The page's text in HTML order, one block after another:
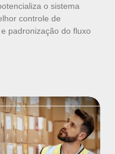
o sistema
controle de
padronização do fluxo